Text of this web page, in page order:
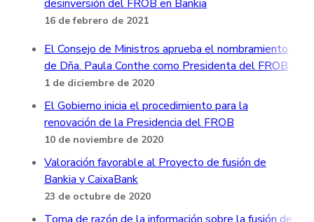
desinversión del FROB en Bankia
16 de febrero de 2021
El Consejo de Ministros aprueba el nombramiento
de Dña. Paula Conthe como Presidenta del FROB
1 de diciembre de 2020
El Gobierno inicia el procedimiento para la
renovación de la Presidencia del FROB
10 de noviembre de 2020
Valoración favorable al Proyecto de fusión de
Bankia y CaixaBank
23 de octubre de 2020